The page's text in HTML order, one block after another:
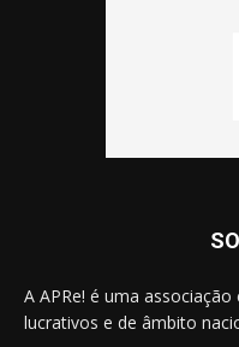
A APRe! é uma
lucrativos e de âmbito